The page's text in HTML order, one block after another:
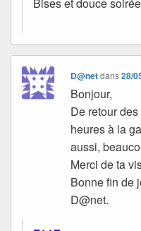
Bises et douce
D@netdans28/
Bonjour,
De retour
heures à la
aussi,
Merci de ta
Bonne fin de
D@net.